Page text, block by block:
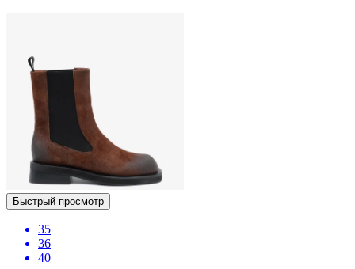
Быстрый просмотр
35
36
40